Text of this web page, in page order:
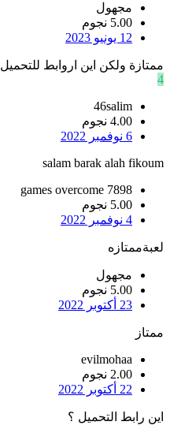
مجهول
5.00 نجوم
12 يونيو 2023
ممتازة ولكن اين اروابط للتحميل
4
46salim
4.00 نجوم
6 نوفمبر 2022
salam barak alah fikoum
games overcome 7898
5.00 نجوم
4 نوفمبر 2022
لعبةممتازه
مجهول
5.00 نجوم
23 أكتوبر 2022
ممتاز
evilmohaa
2.00 نجوم
22 أكتوبر 2022
اين رابط التحميل ؟